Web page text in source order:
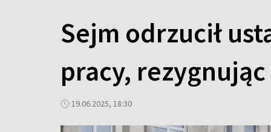
Sejm odrzucił
pracy,
19.06.2025, 18:30